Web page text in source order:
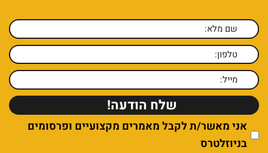
אני מאשר/ת לקבל מאמרים מקצועיים ופרסומים
בניוזלטרס